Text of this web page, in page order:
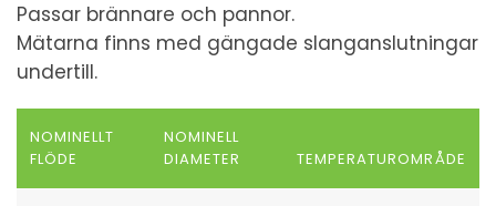
Passar brännare och pannor.
Mätarna finns med gängade slanganslutningar
undertill.
NOMINELLT
FLÖDE
NOMINELL
DIAMETER
TEMPERATUROMRÅDE